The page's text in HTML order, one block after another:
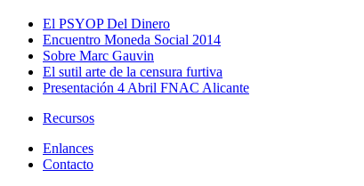
El PSYOP Del Dinero
Encuentro Moneda Social 2014
Sobre Marc Gauvin
El sutil arte de la censura furtiva
Presentación 4 Abril FNAC Alicante
Recursos
Enlances
Contacto